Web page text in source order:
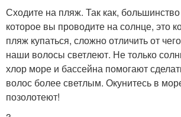
Сходите на пляж. Так как,
которое вы проводите на солнце, это
пляж купаться, сложно отличить от
наши волосы светлеют. Не только
хлор море и бассейна помогают
волос более светлым. Окунитесь в
позолотеют!